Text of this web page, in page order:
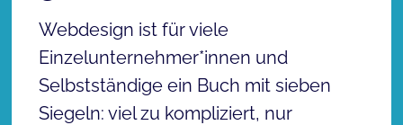
Webdesign ist für viele
Einzelunternehmer*innen und
Selbstständige ein Buch mit sieben
Siegeln: viel zu kompliziert, nur